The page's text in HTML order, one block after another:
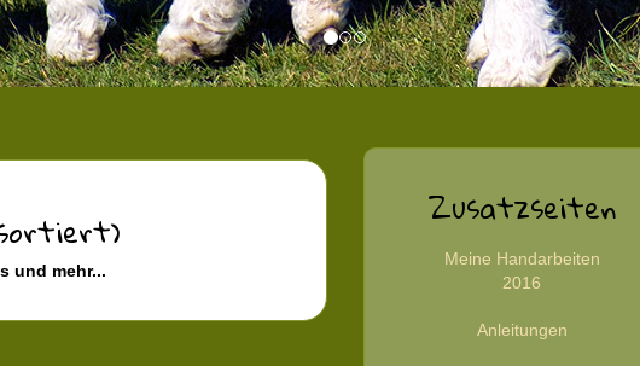
und mehr...
Zusatzseiten
Meine Handarbeiten
2016
Anleitungen